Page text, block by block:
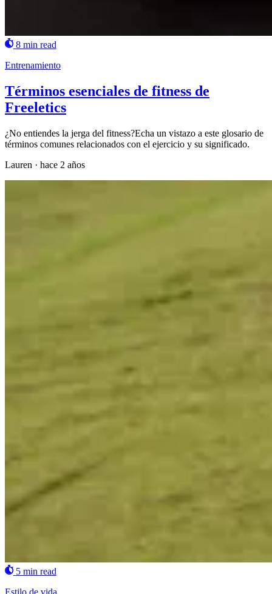
8 min read
Entrenamiento
Términos esenciales de fitness de
Freeletics
¿No entiendes la jerga del fitness?Echa un vistazo a este glosario de
términos comunes relacionados con el ejercicio y su significado.
Lauren · hace 2 años
5 min read
Estilo de vida